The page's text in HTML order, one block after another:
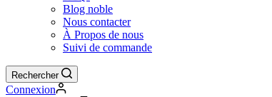
Blog noble
Nous contacter
À Propos de nous
Suivi de commande
Rechercher
Connexion